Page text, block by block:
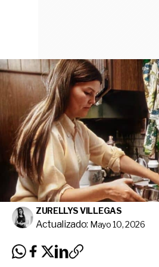
ZURELLYS VILLEGAS
Actualizado: Mayo 10, 2026